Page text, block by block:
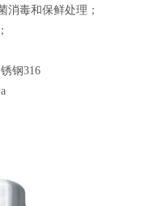
消毒和保鲜处理；
钢316